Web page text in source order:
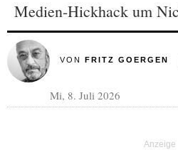
Medien-Hickhack um
VON FRITZ GOERGEN
Mi, 8. Juli 2026